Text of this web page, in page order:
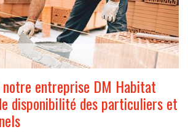
notre entreprise DM Habitat
disponibilité des particuliers et